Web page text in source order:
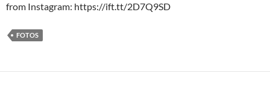
from Instagram: https://ift.tt/2D7Q9SD
FOTOS